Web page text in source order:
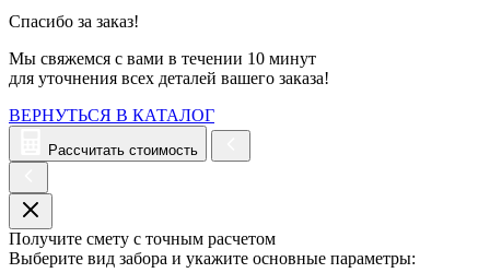
Спасибо за заказ!
Мы свяжемся с вами в течении 10 минут
для уточнения всех деталей вашего заказа!
ВЕРНУТЬСЯ В КАТАЛОГ
Рассчитать стоимость
Получите смету с точным расчетом
Выберите вид забора и укажите основные параметры: